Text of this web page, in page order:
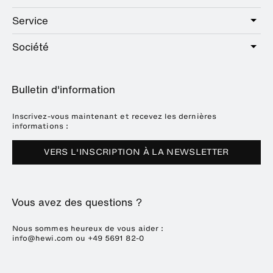
Public
Hotel
Sanitaire
Quincaillerie
Expositions
Service
Offre de services
Brochures et catalogues
Downloads
Société
Références
Presse
Dates des salons
Durabilité
Bulletin d'information
Inscrivez-vous maintenant et recevez les dernières
informations :
VERS L'INSCRIPTION À LA NEWSLETTER
Vous avez des questions ?
Nous sommes heureux de vous aider :
info@hewi.com ou +49 5691 82-0